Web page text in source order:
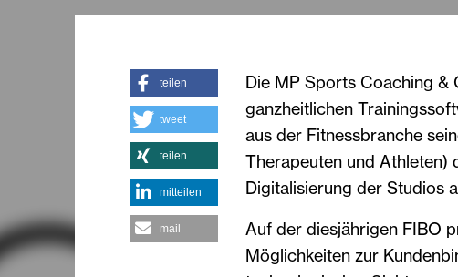
Die MP Sports Coaching &
ganzheitlichen
aus der Fitnessbranche
Therapeuten und Athleten)
Digitalisierung der Studios
Auf der diesjährigen FIBO
Möglichkeiten zur
teilen
tweet
teilen
mitteilen
mail